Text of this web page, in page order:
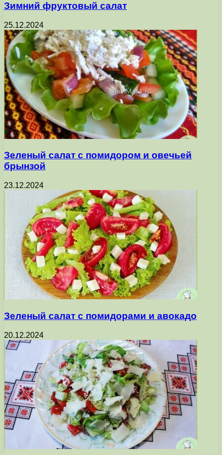
Зимний фруктовый салат
25.12.2024
Зеленый салат с помидором и овечьей
брынзой
23.12.2024
Зеленый салат с помидорами и авокадо
20.12.2024